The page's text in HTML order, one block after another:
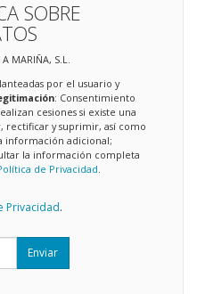
SOBRE
A MARIÑA, S.L.
por el usuario y
: Consentimiento
cesiones si existe una
rectificar y suprimir, así como
información adicional;
la información completa
de Privacidad
Privacidad.
Enviar